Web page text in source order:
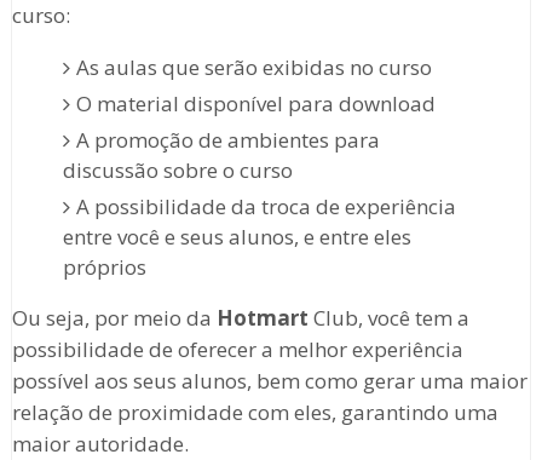
curso:
As aulas que serão exibidas no curso
O material disponível para download
A promoção de ambientes para
discussão sobre o curso
A possibilidade da troca de experiência
entre você e seus alunos, e entre eles
próprios
Ou seja, por meio da Hotmart Club, você tem a
possibilidade de oferecer a melhor experiência
possível aos seus alunos, bem como gerar uma maior
relação de proximidade com eles, garantindo uma
maior autoridade.